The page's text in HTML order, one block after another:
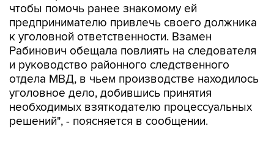
к уголовной ответственности. Взамен
Рабинович обещала повлиять на следователя
и руководство районного следственного
отдела МВД, в чьем производстве находилось
уголовное дело, добившись принятия
необходимых взяткодателю процессуальных
решений", - поясняется в сообщении.
Вместе с Рабинович признаны виновными по